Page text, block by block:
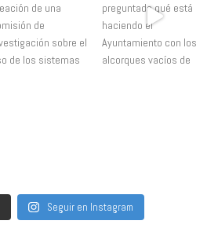
Seguir en Instagram